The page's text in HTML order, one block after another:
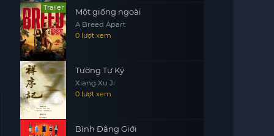
Trailer Một giống ngoài
A Breed Apart
0 lượt xem
Tường Tự Ký
Xiang Xu Ji
0 lượt xem
Bình Đẳng Giới